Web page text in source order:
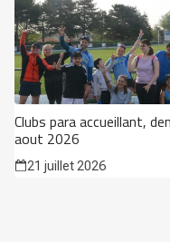
Clubs para accueillant,
aout 2026
21 juillet 2026